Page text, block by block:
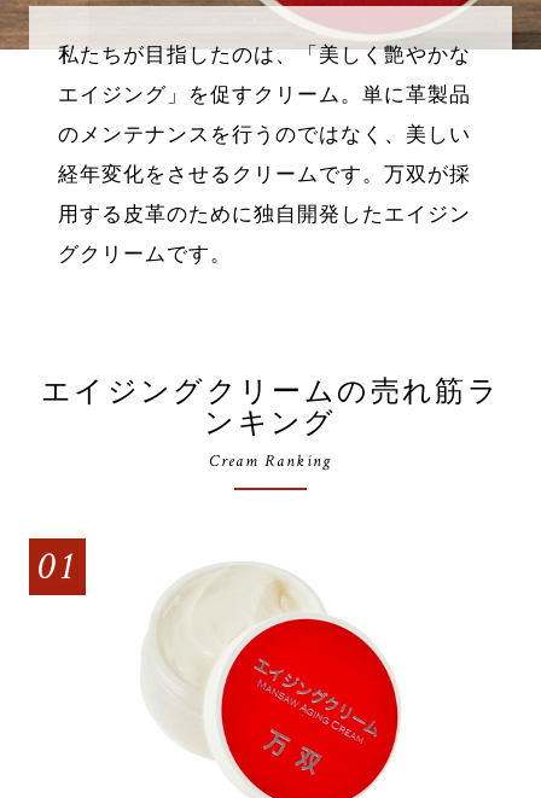
私たちが目指したのは、「美しく艶やかな
エイジング」を促すクリーム。単に革製品
のメンテナンスを行うのではなく、美しい
経年変化をさせるクリームです。万双が採
用する皮革のために独自開発したエイジン
グクリームです。
エイジングクリームの売れ筋ラ
ンキング
Cream Ranking
01